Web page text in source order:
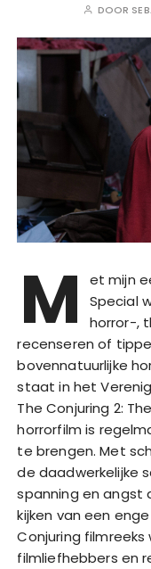
DOOR
M
et mijn
Special
horror-,
recenseren of
bovennatuurlijke
staat in het
The Conjuring 2:
horrorfilm is
te brengen. Met
de daadwerkelijke
spanning en angst
kijken van een
Conjuring
filmliefhebbers en